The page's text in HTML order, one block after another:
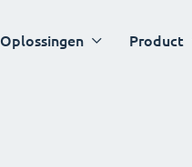
Oplossingen Product